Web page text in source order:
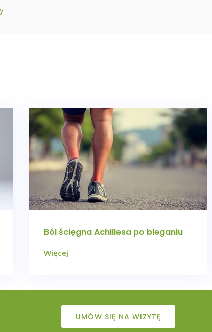
Ból ścięgna Achillesa po bieganiu
Więcej
UMÓW SIĘ NA WIZYTĘ